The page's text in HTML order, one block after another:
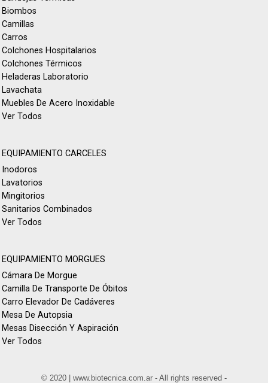
Biombos
Camillas
Carros
Colchones Hospitalarios
Colchones Térmicos
Heladeras Laboratorio
Lavachata
Muebles De Acero Inoxidable
Ver Todos
EQUIPAMIENTO CARCELES
Inodoros
Lavatorios
Mingitorios
Sanitarios Combinados
Ver Todos
EQUIPAMIENTO MORGUES
Cámara De Morgue
Camilla De Transporte De Óbitos
Carro Elevador De Cadáveres
Mesa De Autopsia
Mesas Disección Y Aspiración
Ver Todos
© 2020 | www.biotecnica.com.ar - All rights reserved -